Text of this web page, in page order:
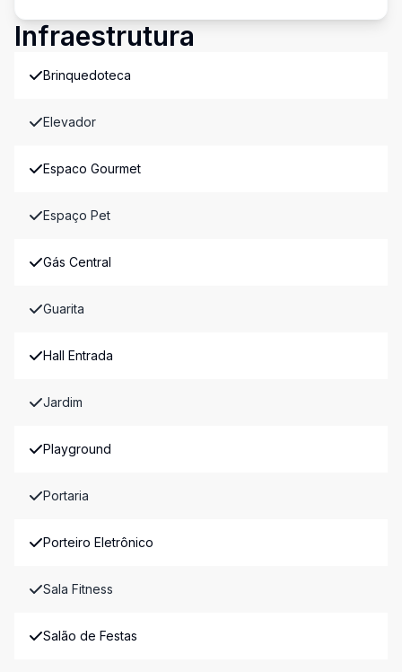
Infraestrutura
Brinquedoteca
Elevador
Espaco Gourmet
Espaço Pet
Gás Central
Guarita
Hall Entrada
Jardim
Playground
Portaria
Porteiro Eletrônico
Sala Fitness
Salão de Festas